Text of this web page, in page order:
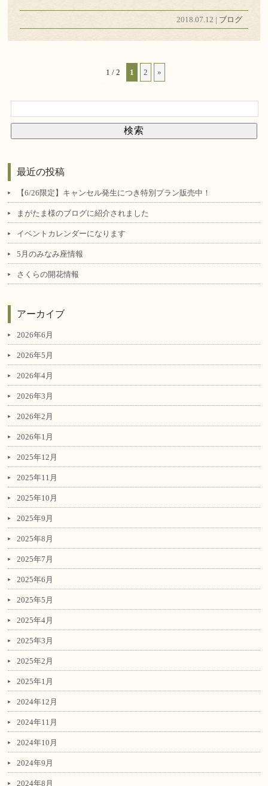
2018.07.12 | ブログ
1 / 2 1 2 »
最近の投稿
【6/26限定】キャンセル発生につき特別プラン販売中！
まがたま様のブログに紹介されました
イベントカレンダーになります
5月のみなみ座情報
さくらの開花情報
アーカイブ
2026年6月
2026年5月
2026年4月
2026年3月
2026年2月
2026年1月
2025年12月
2025年11月
2025年10月
2025年9月
2025年8月
2025年7月
2025年6月
2025年5月
2025年4月
2025年3月
2025年2月
2025年1月
2024年12月
2024年11月
2024年10月
2024年9月
2024年8月